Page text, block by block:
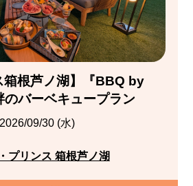
箱根芦ノ湖】『BBQ by
バーベキュープラン
09/30 (水)
プリンス 箱根芦ノ湖